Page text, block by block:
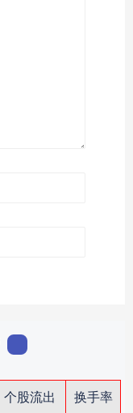
个股流出
换手率